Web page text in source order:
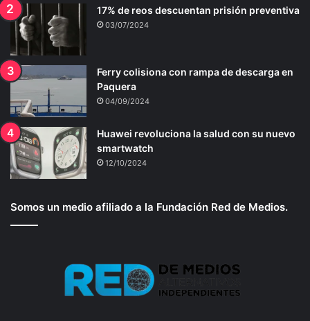
17% de reos descuentan prisión preventiva
03/07/2024
Ferry colisiona con rampa de descarga en
Paquera
04/09/2024
Huawei revoluciona la salud con su nuevo
smartwatch
12/10/2024
Somos un medio afiliado a la Fundación Red de Medios.